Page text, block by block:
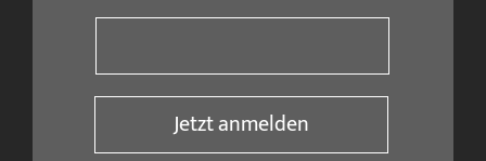
Jetzt anmelden